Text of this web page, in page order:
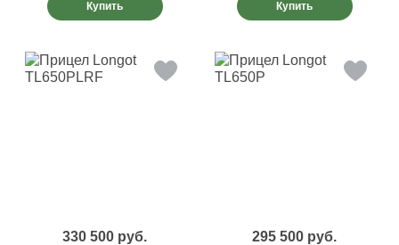
Купить Купить
330 500 руб. 295 500 руб.